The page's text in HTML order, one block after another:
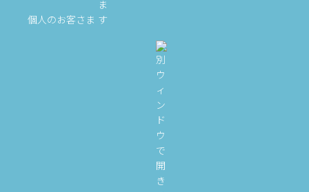
個人のお客さま